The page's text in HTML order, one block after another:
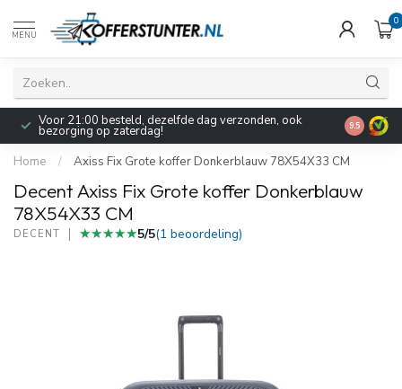
MENU
0
Voor 21:00 besteld, dezelfde dag verzonden, ook
bezorging op zaterdag!
Pak nu 5%
9.5
Home / Axiss Fix Grote koffer Donkerblauw 78X54X33 CM
Decent Axiss Fix Grote koffer Donkerblauw
78X54X33 CM
DECENT ★★★★★
★★★★★5/5(1 beoordeling)